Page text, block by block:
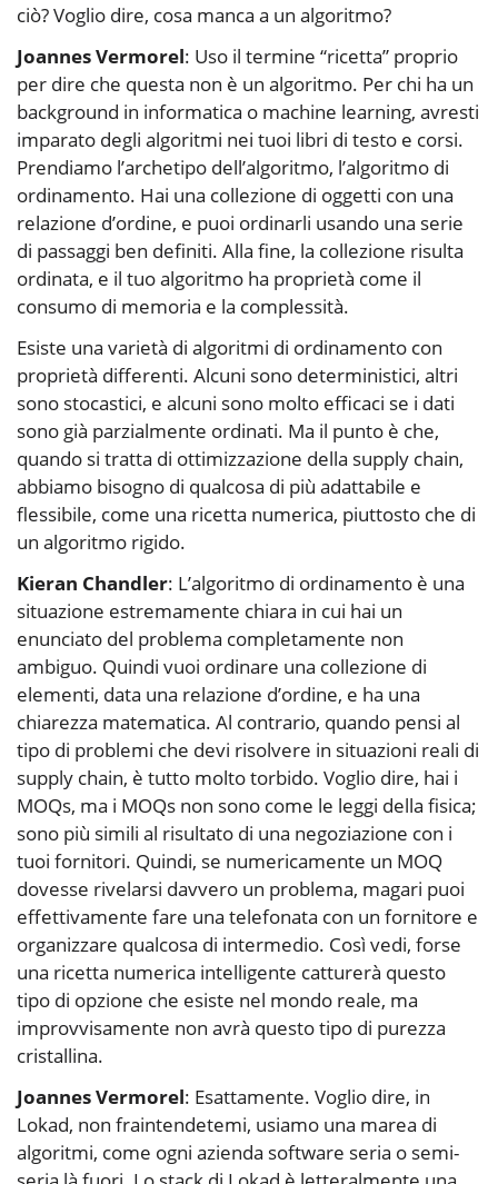
ciò? Voglio dire, cosa manca a un algoritmo?
Joannes Vermorel: Uso il termine “ricetta” proprio
per dire che questa non è un algoritmo. Per chi ha un
background in informatica o machine learning, avresti
imparato degli algoritmi nei tuoi libri di testo e corsi.
Prendiamo l’archetipo dell’algoritmo, l’algoritmo di
ordinamento. Hai una collezione di oggetti con una
relazione d’ordine, e puoi ordinarli usando una serie
di passaggi ben definiti. Alla fine, la collezione risulta
ordinata, e il tuo algoritmo ha proprietà come il
consumo di memoria e la complessità.
Esiste una varietà di algoritmi di ordinamento con
proprietà differenti. Alcuni sono deterministici, altri
sono stocastici, e alcuni sono molto efficaci se i dati
sono già parzialmente ordinati. Ma il punto è che,
quando si tratta di ottimizzazione della supply chain,
abbiamo bisogno di qualcosa di più adattabile e
flessibile, come una ricetta numerica, piuttosto che di
un algoritmo rigido.
Kieran Chandler: L’algoritmo di ordinamento è una
situazione estremamente chiara in cui hai un
enunciato del problema completamente non
ambiguo. Quindi vuoi ordinare una collezione di
elementi, data una relazione d’ordine, e ha una
chiarezza matematica. Al contrario, quando pensi al
tipo di problemi che devi risolvere in situazioni reali di
supply chain, è tutto molto torbido. Voglio dire, hai i
MOQs, ma i MOQs non sono come le leggi della fisica;
sono più simili al risultato di una negoziazione con i
tuoi fornitori. Quindi, se numericamente un MOQ
dovesse rivelarsi davvero un problema, magari puoi
effettivamente fare una telefonata con un fornitore e
organizzare qualcosa di intermedio. Così vedi, forse
una ricetta numerica intelligente catturerà questo
tipo di opzione che esiste nel mondo reale, ma
improvvisamente non avrà questo tipo di purezza
cristallina.
Joannes Vermorel: Esattamente. Voglio dire, in
Lokad, non fraintendetemi, usiamo una marea di
algoritmi, come ogni azienda software seria o semi-